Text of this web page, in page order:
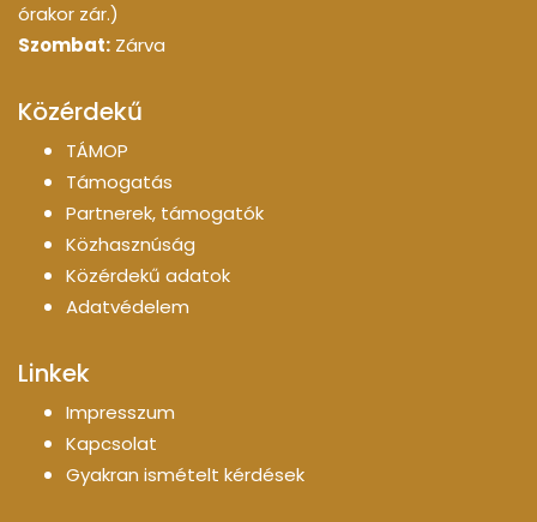
órakor zár.)
Szombat: Zárva
Közérdekű
TÁMOP
Támogatás
Partnerek, támogatók
Közhasznúság
Közérdekű adatok
Adatvédelem
Linkek
Impresszum
Kapcsolat
Gyakran ismételt kérdések